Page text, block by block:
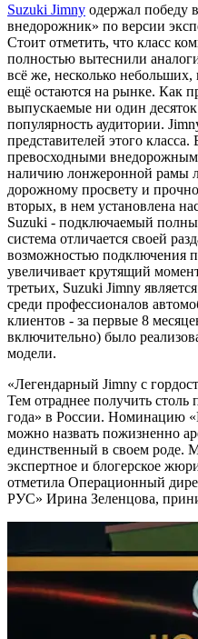
Suzuki Jimny одержал победу
внедорожник» по версии
Стоит отметить, что класс
полностью вытеснили
всё же, несколько
ещё остаются на рынке. Как
выпускаемые ни один
популярность аудитории.
представителей этого
превосходными
наличию лонжеронной рамы
дорожному просвету и
вторых, в нем установлена
Suzuki - подключаемый
система отличается своей
возможностью подключения
увеличивает крутящий
третьих, Suzuki Jimny
среди профессионалов
клиентов - за первые 8
включительно) было
модели.
«Легендарный Jimny с
Тем отраднее получить
года» в России. Номинацию
можно назвать пожизненно
единственный в своем роде.
экспертное и блогерское
отметила Операционный
РУС» Ирина Зеленцова,